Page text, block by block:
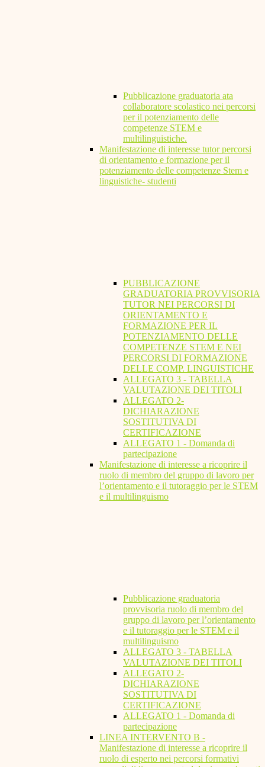
Pubblicazione graduatoria ata
collaboratore scolastico nei percorsi
per il potenziamento delle
competenze STEM e
multilinguistiche.
Manifestazione di interesse tutor percorsi
di orientamento e formazione per il
potenziamento delle competenze Stem e
linguistiche- studenti
PUBBLICAZIONE
GRADUATORIA PROVVISORIA
TUTOR NEI PERCORSI DI
ORIENTAMENTO E
FORMAZIONE PER IL
POTENZIAMENTO DELLE
COMPETENZE STEM E NEI
PERCORSI DI FORMAZIONE
DELLE COMP. LINGUISTICHE
ALLEGATO 3 - TABELLA
VALUTAZIONE DEI TITOLI
ALLEGATO 2-
DICHIARAZIONE
SOSTITUTIVA DI
CERTIFICAZIONE
ALLEGATO 1 - Domanda di
partecipazione
Manifestazione di interesse a ricoprire il
ruolo di membro del gruppo di lavoro per
l’orientamento e il tutoraggio per le STEM
e il multilinguismo
Pubblicazione graduatoria
provvisoria ruolo di membro del
gruppo di lavoro per l’orientamento
e il tutoraggio per le STEM e il
multilinguismo
ALLEGATO 3 - TABELLA
VALUTAZIONE DEI TITOLI
ALLEGATO 2-
DICHIARAZIONE
SOSTITUTIVA DI
CERTIFICAZIONE
ALLEGATO 1 - Domanda di
partecipazione
LINEA INTERVENTO B -
Manifestazione di interesse a ricoprire il
ruolo di esperto nei percorsi formativi